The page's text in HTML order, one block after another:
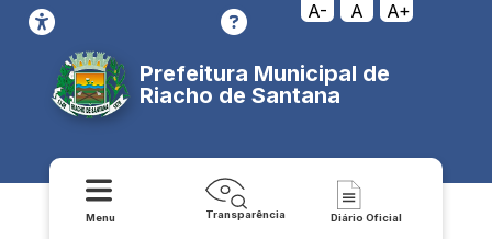
A- A A+
Prefeitura Municipal de
Riacho de Santana
Menu Transparência Diário Oficial